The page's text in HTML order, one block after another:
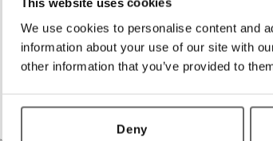
This website uses cookies
We use cookies to personalise content and
information about your use of our site with
other information that you’ve provided to
Deny